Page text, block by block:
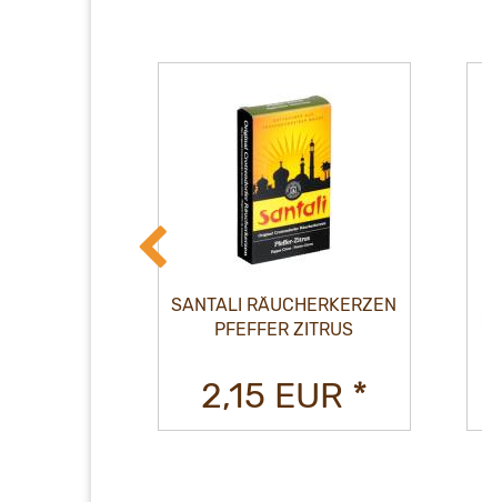
SANTALI RÄUCHERKERZEN
PFEFFER ZITRUS
2,15 EUR *